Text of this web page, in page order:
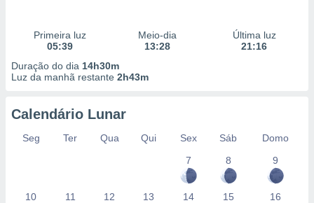
Primeira luz
05:39
Meio-dia
13:28
Última luz
21:16
Duração do dia 14h30m
Luz da manhã restante 2h43m
Calendário Lunar
Seg Ter Qua Qui Sex Sáb
Domo
7
8 9
10 11 12 13 14 15 16